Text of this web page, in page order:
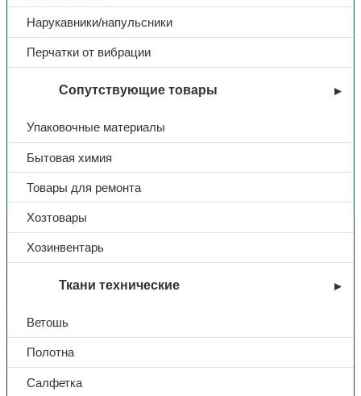
Нарукавники/напульсники
Перчатки от вибрации
Сопутствующие товары
Упаковочные материалы
Бытовая химия
Товары для ремонта
Хозтовары
Хозинвентарь
Ткани технические
Ветошь
Полотна
Салфетка
Вы недавно смотрели
Контакты
+7 (831) 214-01-31
101@adk52.ru